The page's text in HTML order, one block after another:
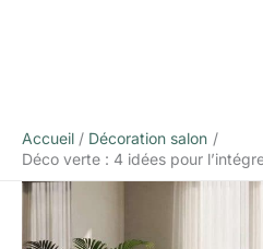
Accueil
Décoration salon
Déco verte : 4 idées pour